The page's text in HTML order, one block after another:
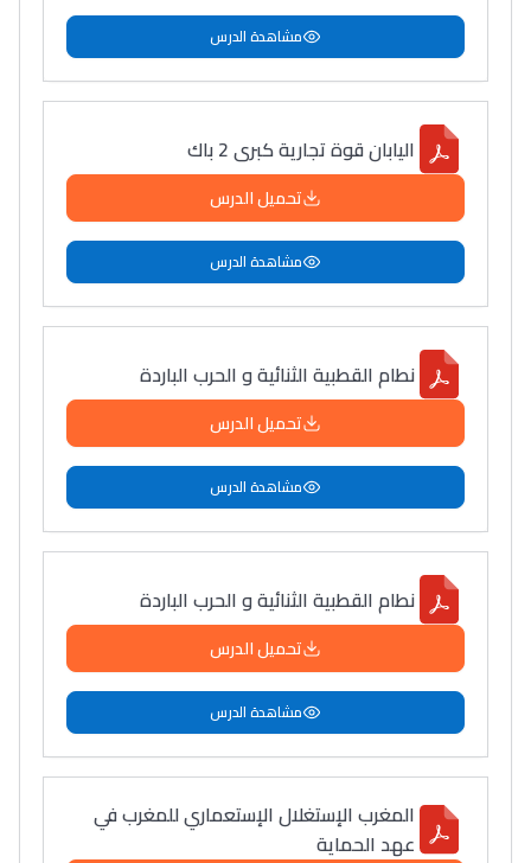
مشاهدة الدرس
اليابان قوة تجارية كبرى 2 باك
تحميل الدرس
مشاهدة الدرس
نطام القطبية الثنائية و الحرب الباردة
تحميل الدرس
مشاهدة الدرس
نطام القطبية الثنائية و الحرب الباردة
تحميل الدرس
مشاهدة الدرس
المغرب الإستغلال الإستعماري للمغرب في
عهد الحماية